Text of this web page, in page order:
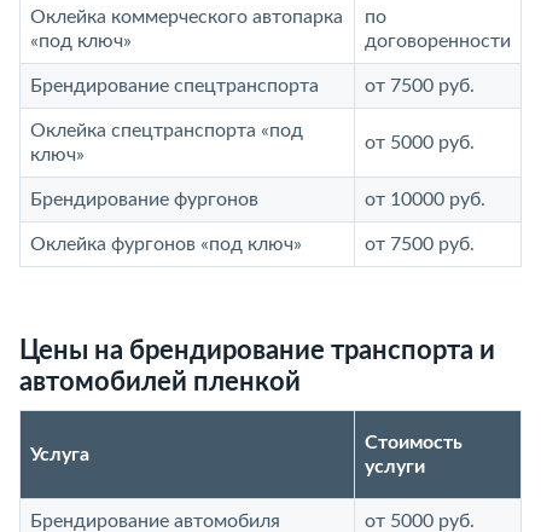
Оклейка коммерческого автопарка
«под ключ»
по
договоренности
Брендирование спецтранспорта от 7500 руб.
Оклейка спецтранспорта «под
ключ»
от 5000 руб.
Брендирование фургонов от 10000 руб.
Оклейка фургонов «под ключ» от 7500 руб.
Цены на брендирование транспорта и
автомобилей пленкой
Услуга
Стоимость
услуги
Брендирование автомобиля от 5000 руб.